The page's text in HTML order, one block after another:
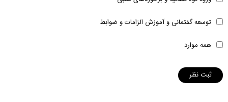
توسعه گفتمانی و آموزش الزامات و ضوابط
همه موارد